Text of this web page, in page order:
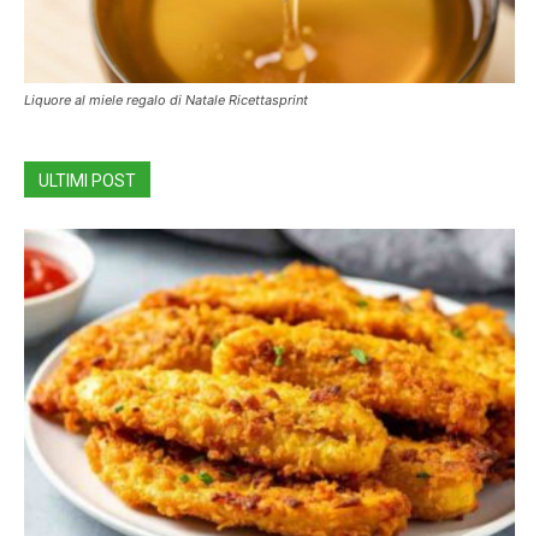
Liquore al miele regalo di Natale Ricettasprint
ULTIMI POST